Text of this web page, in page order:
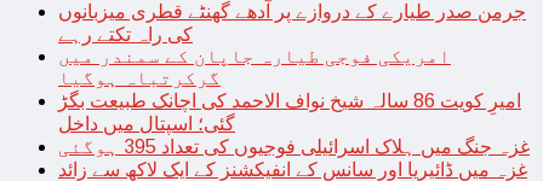
جرمن صدر طیارے کے دروازے پر آدھے گھنٹے قطری میزبانوں
کی راہ تکتے رہے
امریکی فوجی طیارہ جاپان کے سمندر میں
گرکرتباہ ہوگیا
امیرِ کویت 86 سالہ شیخ نواف الاحمد کی اچانک طبیعت بگڑ
گئی؛ اسپتال میں داخل
غزہ جنگ میں ہلاک اسرائیلی فوجیوں کی تعداد 395 ہوگئی
غزہ میں ڈائیریا اور سانس کے انفیکشنز کے ایک لاکھ سے زائد